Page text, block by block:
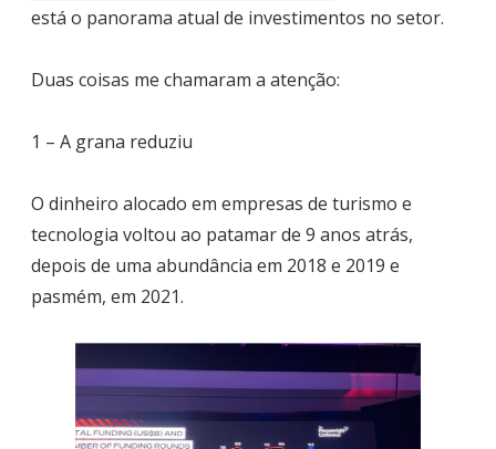
está o panorama atual de investimentos no setor.
Duas coisas me chamaram a atenção:
1 – A grana reduziu
O dinheiro alocado em empresas de turismo e
tecnologia voltou ao patamar de 9 anos atrás,
depois de uma abundância em 2018 e 2019 e
pasmém, em 2021.